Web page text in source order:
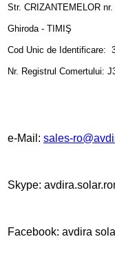
Str. CRIZANTEMELOR nr.
Ghiroda - TIMIŞ
Cod Unic de Identificare:
Nr. Registrul Comertului:
e-Mail: sales-
Skype:
Facebook: avdira